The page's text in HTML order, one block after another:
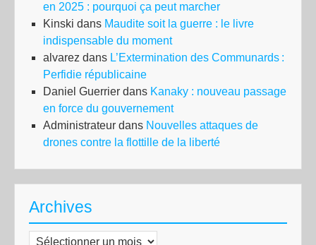
en 2025 : pourquoi ça peut marcher
Kinski dans Maudite soit la guerre : le livre
indispensable du moment
alvarez dans L’Extermination des Communards :
Perfidie républicaine
Daniel Guerrier dans Kanaky : nouveau passage
en force du gouvernement
Administrateur dans Nouvelles attaques de
drones contre la flottille de la liberté
Archives
Archives